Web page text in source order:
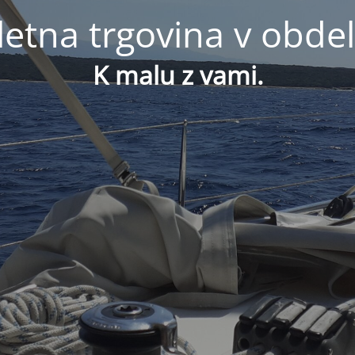
trgovina v
K malu z vami.